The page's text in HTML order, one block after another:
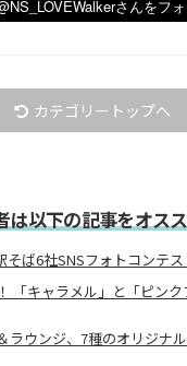
カテゴリートップへ
は以下の記事をオス
そば6社SNSフォトコンテ
「キャラメル」と「ピン
ラウンジ、7種のオリジナ